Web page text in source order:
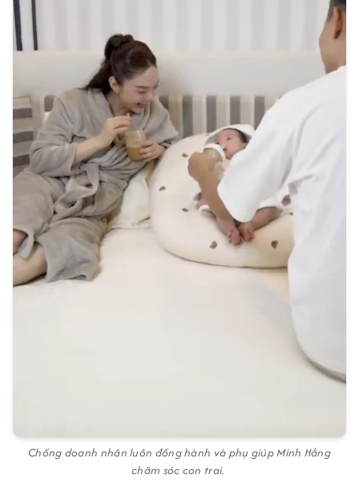
Chồng doanh nhân luôn đồng hành và phụ giúp Minh Hằng
chăm sóc con trai.